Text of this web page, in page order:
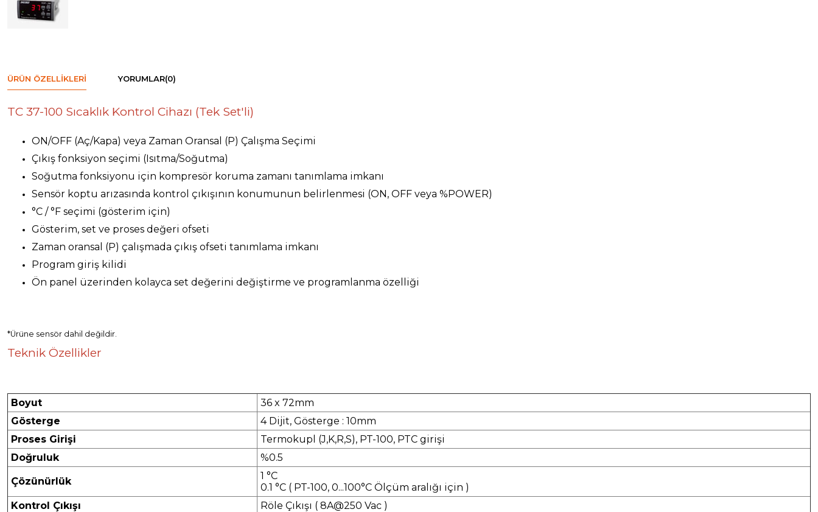
ÜRÜN ÖZELLIKLERI YORUMLAR(0)
TC 37-100 Sıcaklık Kontrol Cihazı (Tek Set'li)
ON/OFF (Aç/Kapa) veya Zaman Oransal (P) Çalışma Seçimi
Çıkış fonksiyon seçimi (Isıtma/Soğutma)
Soğutma fonksiyonu için kompresör koruma zamanı tanımlama imkanı
Sensör koptu arızasında kontrol çıkışının konumunun belirlenmesi (ON, OFF veya %POWER)
°C / °F seçimi (gösterim için)
Gösterim, set ve proses değeri ofseti
Zaman oransal (P) çalışmada çıkış ofseti tanımlama imkanı
Program giriş kilidi
Ön panel üzerinden kolayca set değerini değiştirme ve programlanma özelliği
*Ürüne sensör dahil değildir.
Teknik Özellikler
Boyut
36 x 72mm
Gösterge
4 Dijit, Gösterge : 10mm
Proses Girişi
Termokupl (J,K,R,S), PT-100, PTC girişi
Doğruluk
%0.5
Çözünürlük
1 °C
0.1 °C ( PT-100, 0...100°C Ölçüm aralığı için )
Kontrol Çıkışı
Röle Çıkışı ( 8A@250 Vac )